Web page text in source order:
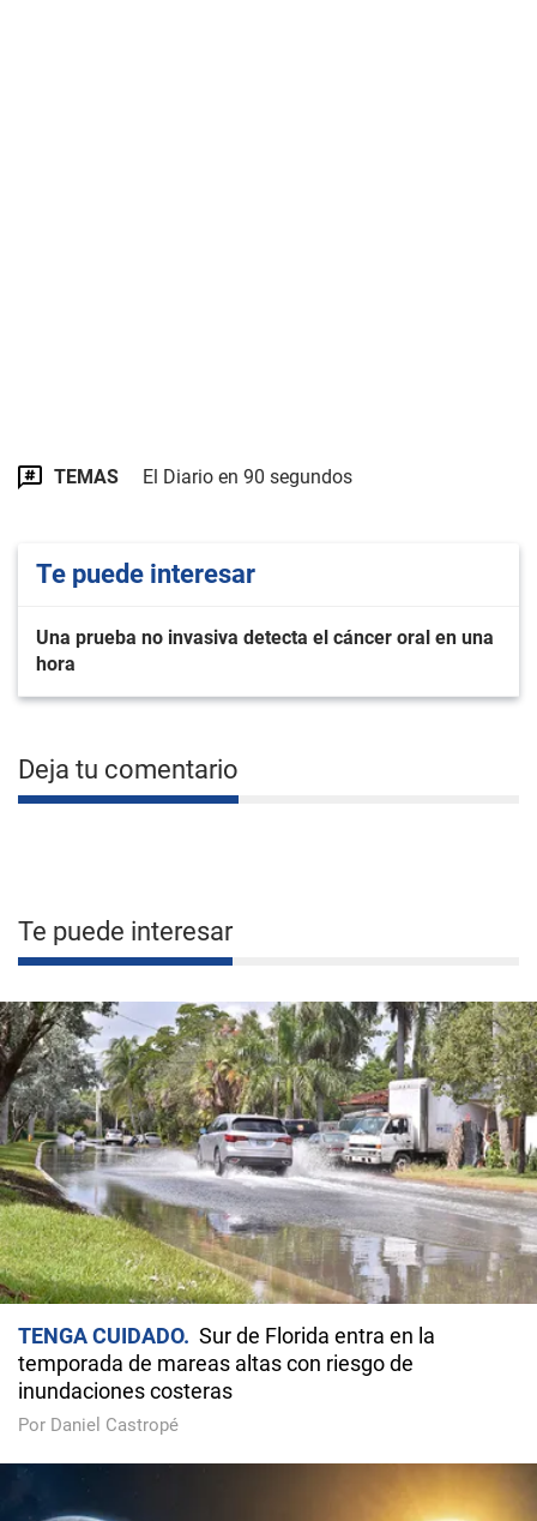
TEMAS El Diario en 90 segundos
Te puede interesar
Una prueba no invasiva detecta el cáncer oral en una
hora
Deja tu comentario
Te puede interesar
TENGA CUIDADO
Sur de Florida entra en la
temporada de mareas altas con riesgo de
inundaciones costeras
Por Daniel Castropé